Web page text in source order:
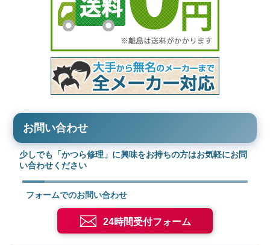
お問い合わせ
少しでも「かつら修理」に興味をお持ちの方はお気軽にお問
い合わせください
フォームでのお問い合わせ
24時間受付フォーム